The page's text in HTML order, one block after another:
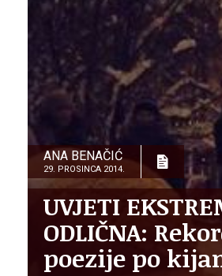
ANA BENAČIĆ
29. PROSINCA 2014.
UVJETI
ODLIČNA:
poezije po